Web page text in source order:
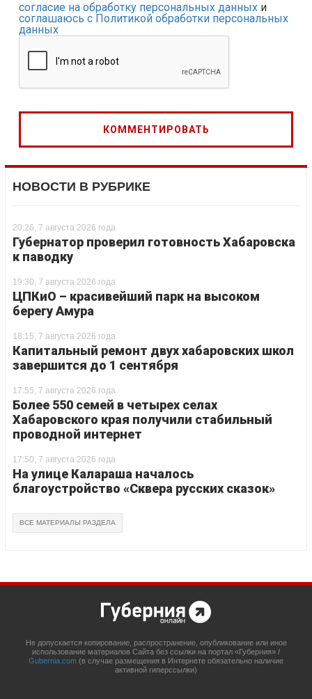
согласие на обработку персональных данных и
соглашаюсь с Политикой обработки персональных
данных
НОВОСТИ В РУБРИКЕ
20:26, 7 августа 2026 года
Губернатор проверил готовность Хабаровска
к паводку
19:30, 7 августа 2026 года
ЦПКиО – красивейший парк на высоком
берегу Амура
18:15, 7 августа 2026 года
Капитальный ремонт двух хабаровских школ
завершится до 1 сентября
17:55, 7 августа 2026 года
Более 550 семей в четырех селах
Хабаровского края получили стабильный
проводной интернет
17:50, 7 августа 2026 года
На улице Калараша началось
благоустройство «Сквера русских сказок»
ВСЕ МАТЕРИАЛЫ РАЗДЕЛА
Не допускается копирование, распространение, опубликование или иное
использование материалов Сайта без ссылки на портал «Губерния» /
Gubernia.com (в случае размещения в Интернете обязательно наличие
активной гиперссылки)